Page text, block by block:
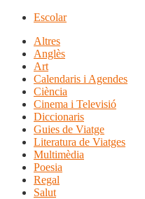
Escolar
Altres
Anglès
Art
Calendaris i Agendes
Ciència
Cinema i Televisió
Diccionaris
Guies de Viatge
Literatura de Viatges
Multimèdia
Poesia
Regal
Salut